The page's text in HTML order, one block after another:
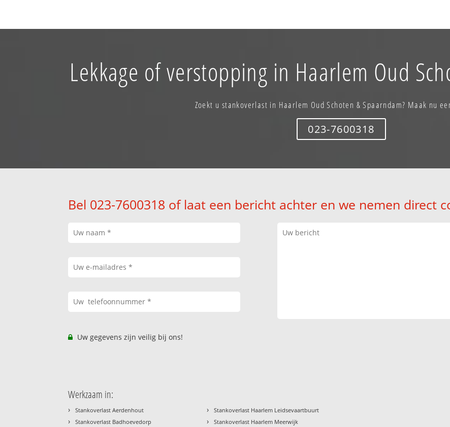
Lekkage of verstopping in Haarlem Oud
Zoekt u stankoverlast in Haarlem Oud Schoten & Spaarndam? Maak nu
023-7600318
Bel 023-7600318 of laat een bericht achter en we nemen direct
Uw gegevens zijn veilig bij ons!
Werkzaam in:
› Stankoverlast Aerdenhout
› Stankoverlast Badhoevedorp
› Stankoverlast Haarlem Leidsevaartbuurt
› Stankoverlast Haarlem Meerwijk